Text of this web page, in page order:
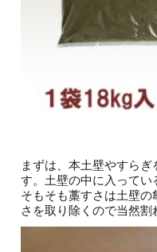
まずは、本土壁やすら
す。土壁の中に入ってい
そもそも藁すさは土壁
さを取り除くので当然割